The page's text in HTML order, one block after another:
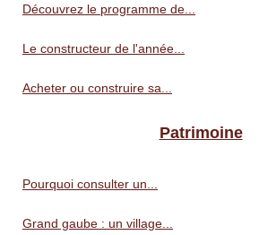
Découvrez le programme de...
Le constructeur de l'année...
Acheter ou construire sa...
Patrimoine
Pourquoi consulter un...
Grand gaube : un village...